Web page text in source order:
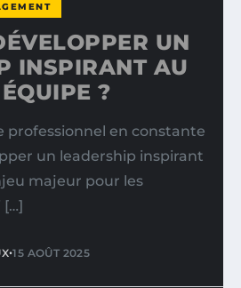
UN
INSPIRANT AU
?
professionnel en constante
un leadership inspirant
majeur pour les
[…]
•15 AOÛT 2025